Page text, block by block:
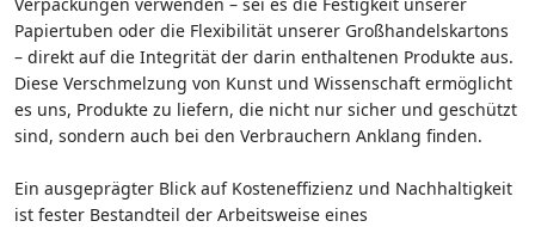
Papiertuben oder die Flexibilität unserer Großhandelskartons
– direkt auf die Integrität der darin enthaltenen Produkte aus.
Diese Verschmelzung von Kunst und Wissenschaft ermöglicht
es uns, Produkte zu liefern, die nicht nur sicher und geschützt
sind, sondern auch bei den Verbrauchern Anklang finden.
Ein ausgeprägter Blick auf Kosteneffizienz und Nachhaltigkeit
ist fester Bestandteil der Arbeitsweise eines